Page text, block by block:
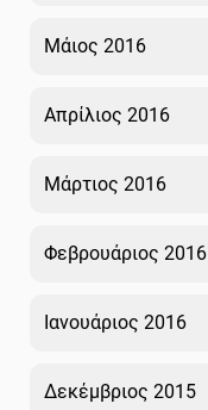
Μάιος 2016
Απρίλιος 2016
Μάρτιος 2016
Φεβρουάριος 2016
Ιανουάριος 2016
Δεκέμβριος 2015